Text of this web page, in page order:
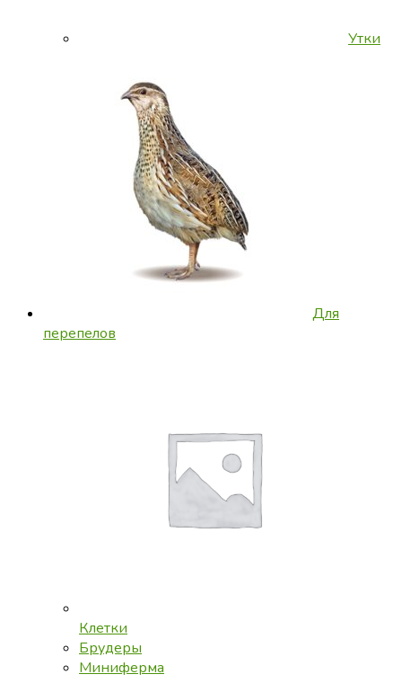
Утки
Для
перепелов
Клетки
Брудеры
Миниферма